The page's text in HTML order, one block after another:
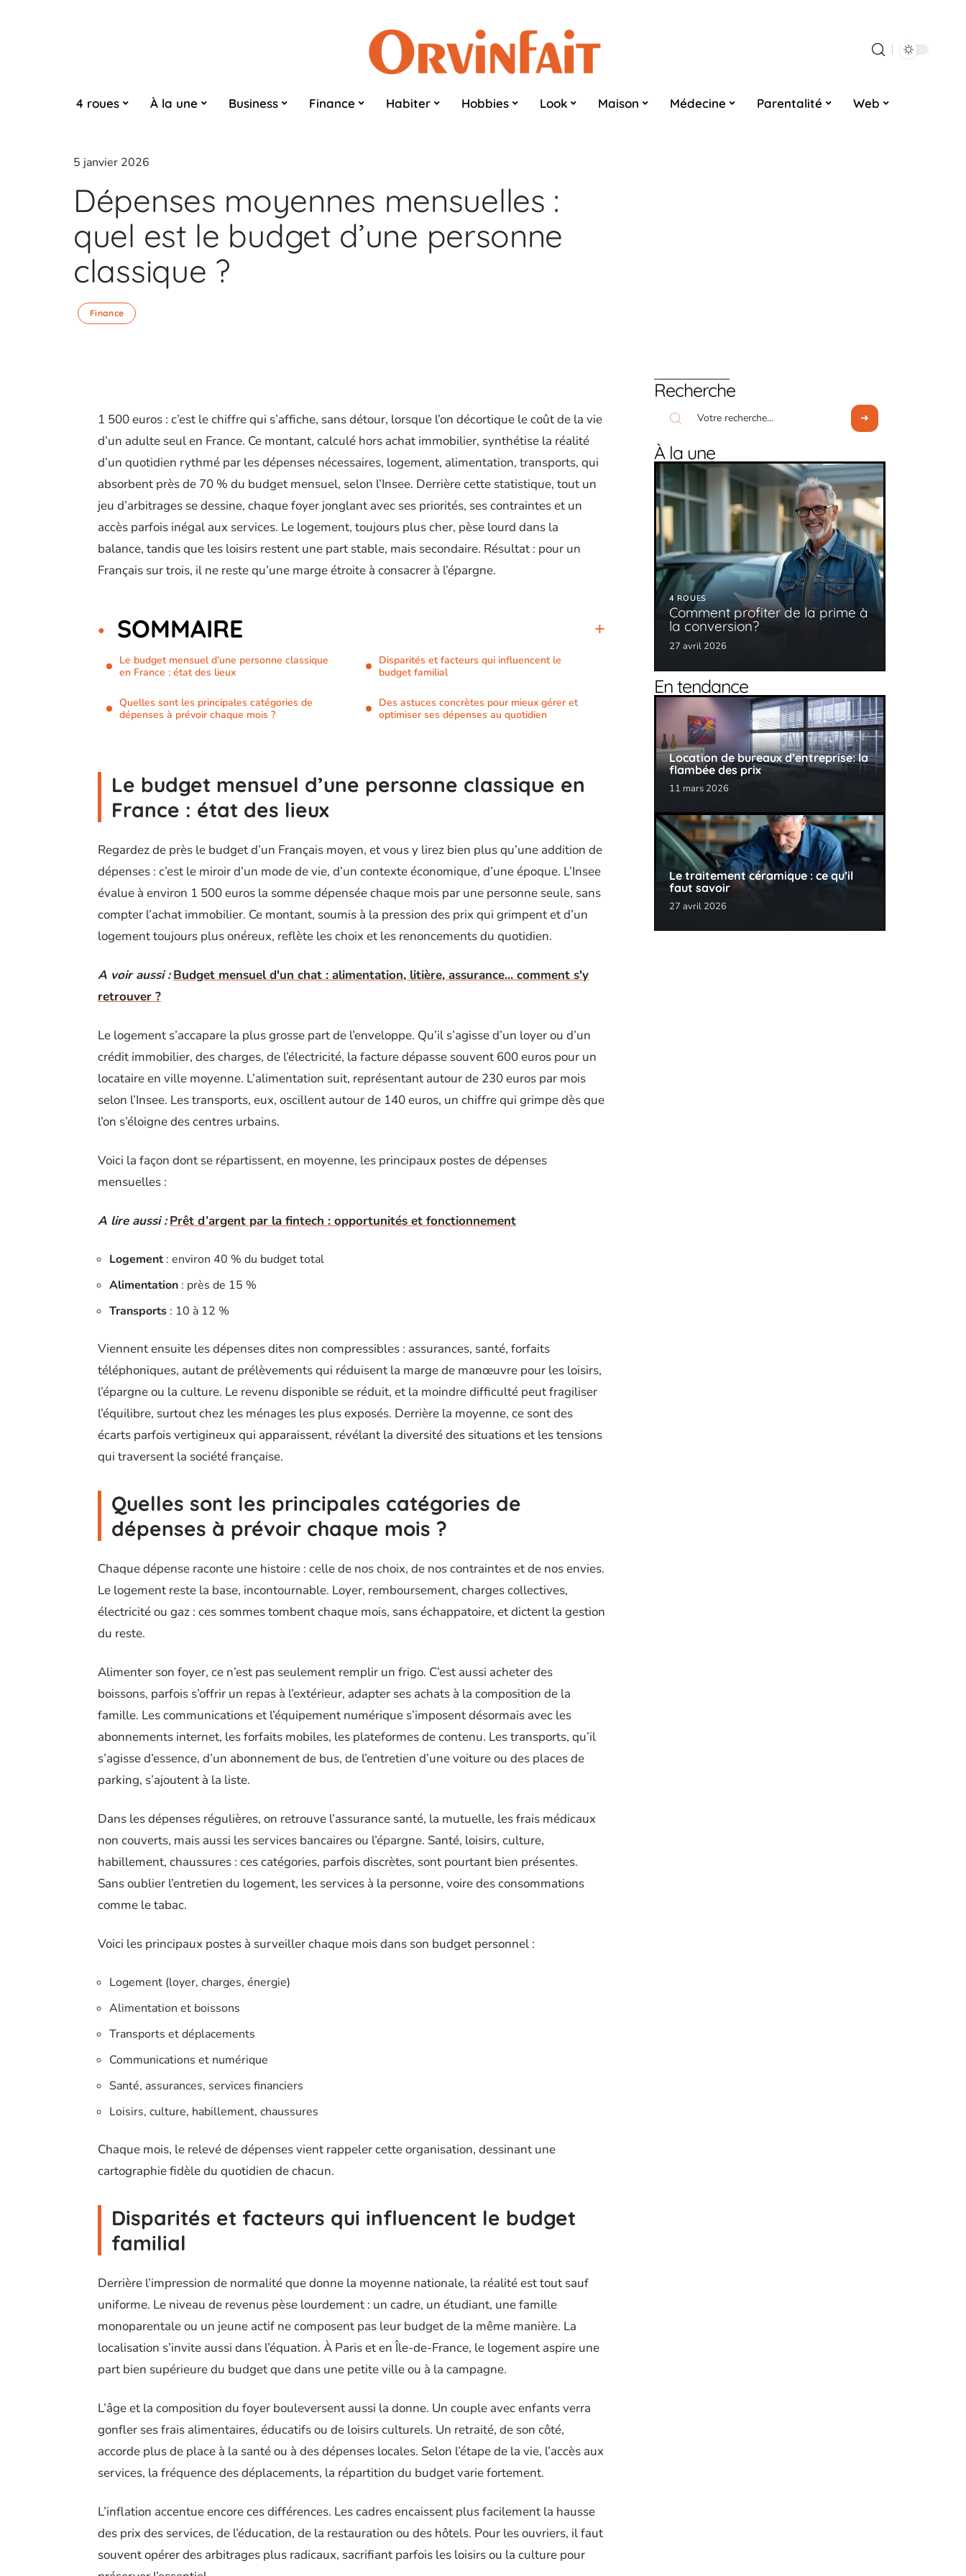
4 roues À la une Business Finance Habiter Hobbies Look Maison Médecine Parentalité Web
5 janvier 2026
Dépenses moyennes mensuelles :
quel est le budget d’une personne
classique ?
Finance
1 500 euros : c’est le chiffre qui s’affiche, sans détour, lorsque l’on décortique le coût de la vie
d’un adulte seul en France. Ce montant, calculé hors achat immobilier, synthétise la réalité
d’un quotidien rythmé par les dépenses nécessaires, logement, alimentation, transports, qui
absorbent près de 70 % du budget mensuel, selon l’Insee. Derrière cette statistique, tout un
jeu d’arbitrages se dessine, chaque foyer jonglant avec ses priorités, ses contraintes et un
accès parfois inégal aux services. Le logement, toujours plus cher, pèse lourd dans la
balance, tandis que les loisirs restent une part stable, mais secondaire. Résultat : pour un
Français sur trois, il ne reste qu’une marge étroite à consacrer à l’épargne.
SOMMAIRE
Le budget mensuel d’une personne classique
en France : état des lieux
Quelles sont les principales catégories de
dépenses à prévoir chaque mois ?
Disparités et facteurs qui influencent le
budget familial
Des astuces concrètes pour mieux gérer et
optimiser ses dépenses au quotidien
Le budget mensuel d’une personne classique en
France : état des lieux
Regardez de près le budget d’un Français moyen, et vous y lirez bien plus qu’une addition de
dépenses : c’est le miroir d’un mode de vie, d’un contexte économique, d’une époque. L’Insee
évalue à environ 1 500 euros la somme dépensée chaque mois par une personne seule, sans
compter l’achat immobilier. Ce montant, soumis à la pression des prix qui grimpent et d’un
logement toujours plus onéreux, reflète les choix et les renoncements du quotidien.
A voir aussi : Budget mensuel d'un chat : alimentation, litière, assurance... comment s'y
retrouver ?
Le logement s’accapare la plus grosse part de l’enveloppe. Qu’il s’agisse d’un loyer ou d’un
crédit immobilier, des charges, de l’électricité, la facture dépasse souvent 600 euros pour un
locataire en ville moyenne. L’alimentation suit, représentant autour de 230 euros par mois
selon l’Insee. Les transports, eux, oscillent autour de 140 euros, un chiffre qui grimpe dès que
l’on s’éloigne des centres urbains.
Voici la façon dont se répartissent, en moyenne, les principaux postes de dépenses
mensuelles :
A lire aussi : Prêt d’argent par la fintech : opportunités et fonctionnement
Logement: environ 40 % du budget total
Alimentation : près de 15 %
Transports : 10 à 12 %
Viennent ensuite les dépenses dites non compressibles : assurances, santé, forfaits
téléphoniques, autant de prélèvements qui réduisent la marge de manœuvre pour les loisirs,
l’épargne ou la culture. Le revenu disponible se réduit, et la moindre difficulté peut fragiliser
l’équilibre, surtout chez les ménages les plus exposés. Derrière la moyenne, ce sont des
écarts parfois vertigineux qui apparaissent, révélant la diversité des situations et les tensions
qui traversent la société française.
Quelles sont les principales catégories de
dépenses à prévoir chaque mois ?
Chaque dépense raconte une histoire : celle de nos choix, de nos contraintes et de nos envies.
Le logement reste la base, incontournable. Loyer, remboursement, charges collectives,
électricité ou gaz : ces sommes tombent chaque mois, sans échappatoire, et dictent la gestion
du reste.
Alimenter son foyer, ce n’est pas seulement remplir un frigo. C’est aussi acheter des
boissons, parfois s’offrir un repas à l’extérieur, adapter ses achats à la composition de la
famille. Les communications et l’équipement numérique s’imposent désormais avec les
abonnements internet, les forfaits mobiles, les plateformes de contenu. Les transports, qu’il
s’agisse d’essence, d’un abonnement de bus, de l’entretien d’une voiture ou des places de
parking, s’ajoutent à la liste.
Dans les dépenses régulières, on retrouve l’assurance santé, la mutuelle, les frais médicaux
non couverts, mais aussi les services bancaires ou l’épargne. Santé, loisirs, culture,
habillement, chaussures : ces catégories, parfois discrètes, sont pourtant bien présentes.
Sans oublier l’entretien du logement, les services à la personne, voire des consommations
comme le tabac.
Voici les principaux postes à surveiller chaque mois dans son budget personnel :
Logement (loyer, charges, énergie)
Alimentation et boissons
Transports et déplacements
Communications et numérique
Santé, assurances, services financiers
Loisirs, culture, habillement, chaussures
Chaque mois, le relevé de dépenses vient rappeler cette organisation, dessinant une
cartographie fidèle du quotidien de chacun.
Disparités et facteurs qui influencent le budget
familial
Derrière l’impression de normalité que donne la moyenne nationale, la réalité est tout sauf
uniforme. Le niveau de revenus pèse lourdement : un cadre, un étudiant, une famille
monoparentale ou un jeune actif ne composent pas leur budget de la même manière. La
localisation s’invite aussi dans l’équation. À Paris et en Île-de-France, le logement aspire une
part bien supérieure du budget que dans une petite ville ou à la campagne.
L’âge et la composition du foyer bouleversent aussi la donne. Un couple avec enfants verra
gonfler ses frais alimentaires, éducatifs ou de loisirs culturels. Un retraité, de son côté,
accorde plus de place à la santé ou à des dépenses locales. Selon l’étape de la vie, l’accès aux
services, la fréquence des déplacements, la répartition du budget varie fortement.
L’inflation accentue encore ces différences. Les cadres encaissent plus facilement la hausse
des prix des services, de l’éducation, de la restauration ou des hôtels. Pour les ouvriers, il faut
souvent opérer des arbitrages plus radicaux, sacrifiant parfois les loisirs ou la culture pour
Recherche
À la une
4 ROUES
Comment profiter de la prime à
la conversion?
27 avril 2026
En tendance
Location de bureaux d’entreprise: la
flambée des prix
11 mars 2026
Le traitement céramique : ce qu’il
faut savoir
27 avril 2026